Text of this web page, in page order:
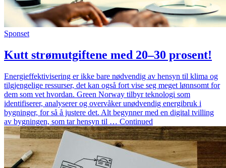
Sponset
Kutt strømutgiftene med 20–30 prosent!
Energieffektivisering er ikke bare nødvendig av hensyn til klima og
tilgjengelige ressurser, det kan også fort vise seg meget lønnsomt for
dem som vet hvordan. Green Norway tilbyr teknologi som
identifiserer, analyserer og overvåker unødvendig energibruk i
bygninger, for så å justere det. Alt begynner med en digital tvilling
av bygningen, som tar hensyn til … Continued